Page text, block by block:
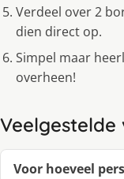
Verdeel over 2
dien direct op.
Simpel maar
overheen!
Veelgestelde
Voor hoeveel